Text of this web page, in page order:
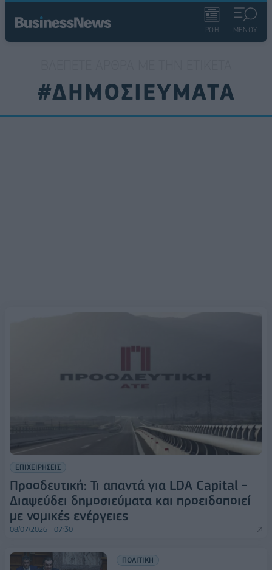
ΡΟΗ ΜΕΝΟΥ
#ΔΗΜΟΣΙΕΥΜΑΤΑ
ΕΠΙΧΕΙΡΗΣΕΙΣ
Προοδευτική: Τι απαντά για LDA Capital -
Διαψεύδει δημοσιεύματα και προειδοποιεί
με νομικές ενέργειες
08/07/2026 - 07:30
ΠΟΛΙΤΙΚΗ